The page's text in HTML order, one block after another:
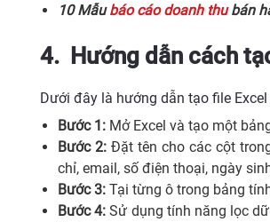
10 Mẫubáo cáo doanh thubán
4. Hướng dẫn cách
Dưới đây là hướng dẫn tạo file
Bước 1: Mở Excel và tạo một
Bước 2: Đặt tên cho các cột
chỉ, email, số điện thoại, ngày
Bước 3: Tại từng ô trong bảng
Bước 4:Sử dụng tính năng lọc